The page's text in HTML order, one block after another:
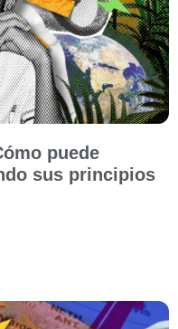
puede
sus principios